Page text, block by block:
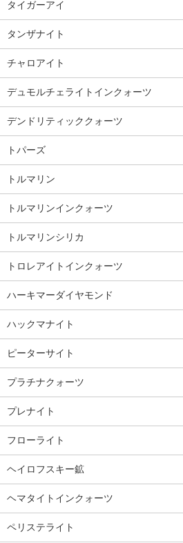
タイガーアイ
タンザナイト
チャロアイト
デュモルチェライトインクォーツ
デンドリティッククォーツ
トパーズ
トルマリン
トルマリンインクォーツ
トルマリンシリカ
トロレアイトインクォーツ
ハーキマーダイヤモンド
ハックマナイト
ピーターサイト
プラチナクォーツ
プレナイト
フローライト
ヘイロフスキー鉱
ヘマタイトインクォーツ
ペリステライト